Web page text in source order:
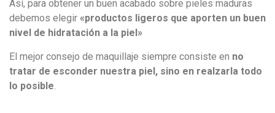
Así, para obtener un buen acabado sobre pieles maduras
debemos elegir «productos ligeros que aporten un buen
nivel de hidratación a la piel»
El mejor consejo de maquillaje siempre consiste en no
tratar de esconder nuestra piel, sino en realzarla todo
lo posible